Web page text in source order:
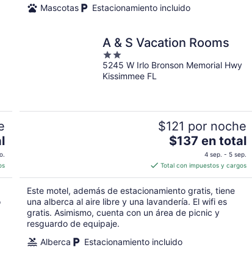
noche
Mascotas
Estacionamiento incluido
A & S Vacation Rooms
2
out
of
5245 W Irlo Bronson Memorial Hwy
Kissimmee FL
$121 por noche
El
es
de
$137
en
total
noche
$137 en total
4 sep. - 5 sep.
Total con impuestos y cargos
Este motel, además de estacionamiento gratis, tiene
una alberca al aire libre y una lavandería. El wifi es
gratis. Asimismo, cuenta con un área de picnic y
resguardo de equipaje.
Alberca
Estacionamiento incluido